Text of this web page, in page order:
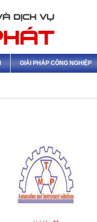
GIẢI PHÁP CÔNG NGHIỆP